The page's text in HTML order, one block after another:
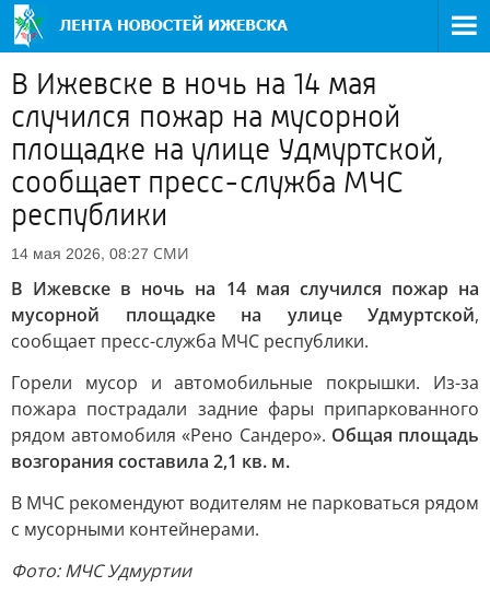
В Ижевске в ночь на 14 мая
случился пожар на мусорной
площадке на улице Удмуртской,
сообщает пресс-служба МЧС
республики
14 мая 2026, 08:27 СМИ
В Ижевске в ночь на 14 мая случился пожар на
мусорной площадке на улице Удмуртской,
сообщает пресс-служба МЧС республики.
Горели мусор и автомобильные покрышки. Из-за
пожара пострадали задние фары припаркованного
рядом автомобиля «Рено Сандеро». Общая площадь
возгорания составила 2,1 кв. м.
В МЧС рекомендуют водителям не парковаться рядом
с мусорными контейнерами.
Фото: МЧС Удмуртии